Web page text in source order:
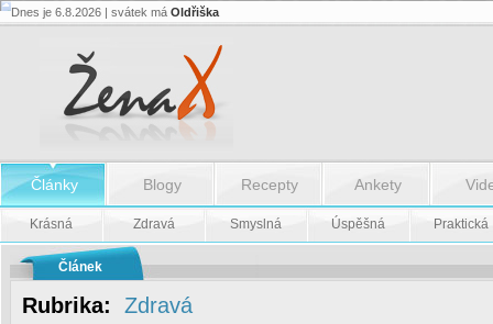
Gynekologické
Gynekologické
Dnes je 6.8.2026 | svátek má Oldřiška
Články Blogy Recepty Ankety
Krásná Zdravá Smyslná Úspěšná Praktická
Článek
Rubrika: Zdravá